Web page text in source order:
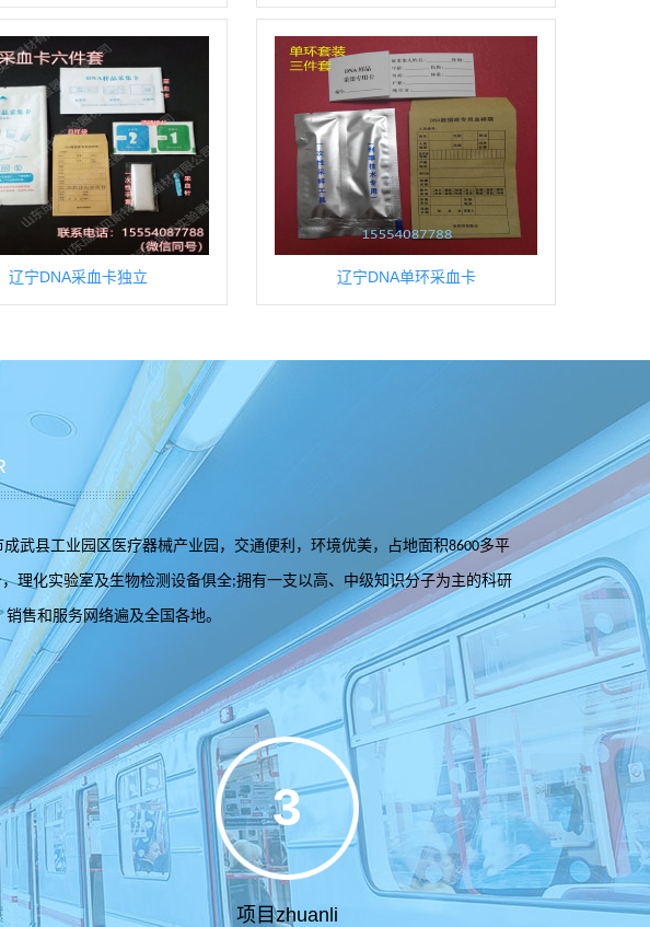
辽宁DNA采血卡独立 辽宁DNA单环采血卡
武县工业园区医疗器械产业园，交通便利，环境优美，占地面积8600多平
，理化实验室及生物检测设备俱全;拥有一支以高、中级知识分子为主的科研
售和服务网络遍及全国各地。
3
项目zhuanli